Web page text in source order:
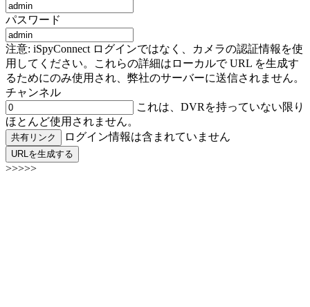
パスワード
注意: iSpyConnect ログインではなく、カメラの認証情報を使
用してください。これらの詳細はローカルで URL を生成す
るためにのみ使用され、弊社のサーバーに送信されません。
チャンネル
これは、DVRを持っていない限り
ほとんど使用されません。
共有リンク ログイン情報は含まれていません
URLを生成する
>>>>>